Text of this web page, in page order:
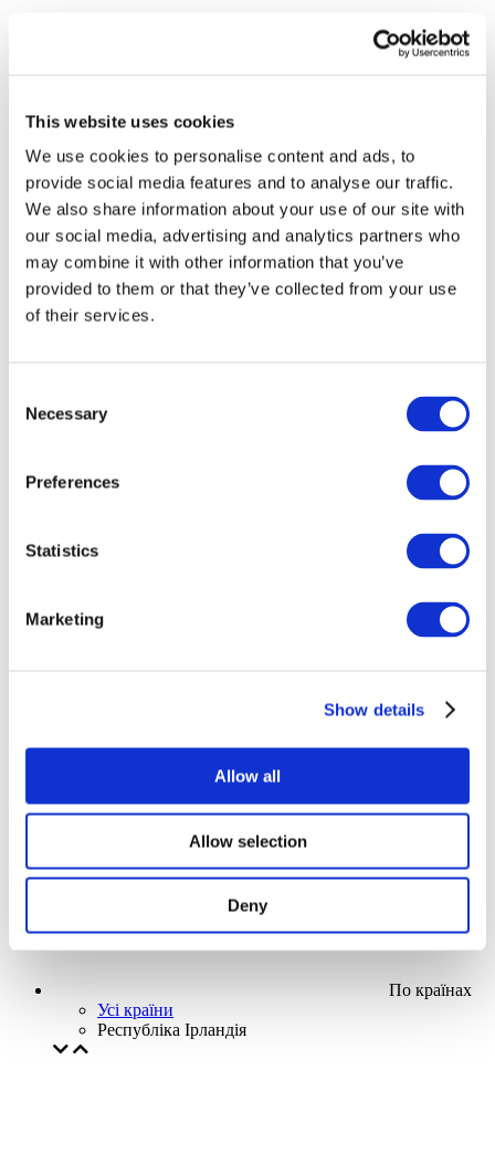
This website uses cookies
We use cookies to personalise content and ads, to
provide social media features and to analyse our traffic.
We also share information about your use of our site with
our social media, advertising and analytics partners who
may combine it with other information that you’ve
provided to them or that they’ve collected from your use
of their services.
Selection
Necessary
Preferences
Statistics
Marketing
Show details
Allow all
Allow selection
Deny
Заходи
Наша спецпропозиція
Без піджанру
По країнах
Усі країни
Республіка Ірландія